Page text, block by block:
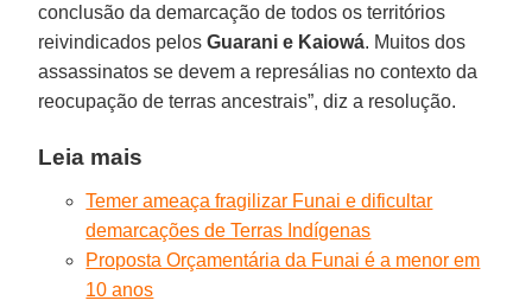
conclusão da demarcação de todos os territórios
reivindicados pelosGuarani e Kaiowá. Muitos dos
assassinatos se devem a represálias no contexto da
reocupação de terras ancestrais”, diz a resolução.
Leia mais
Temer ameaça fragilizar Funai e dificultar
demarcações de Terras Indígenas
Proposta Orçamentária da Funai é a menor em
10 anos